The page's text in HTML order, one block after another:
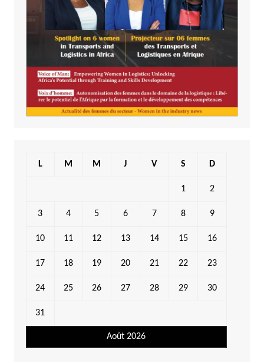
Août 2026
L M M J V S D
1 2
3 4 5 6 7 8 9
10 11 12 13 14 15 16
17 18 19 20 21 22 23
24 25 26 27 28 29 30
31